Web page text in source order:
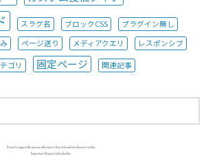
スラグ名 ブロックCSS
プラグイン無し
ページ送り メディアクエリ レスポンシブ
ゴリ 固定ページ 関連記事